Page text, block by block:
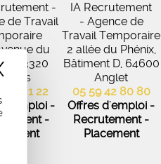
Masquer le
-
de Travail
du
33320
45 21 22
d'emploi -
-
IA Recrutement
- Agence de
Travail Temporaire
2 allée du Phénix,
Bâtiment D, 64600
Anglet
05 59 42 80 80
Offres d'emploi -
Recrutement -
Placement